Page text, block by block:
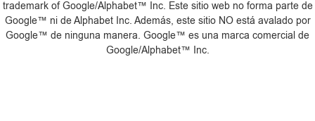
trademark of Google/Alphabet™️ Inc. Este sitio web no forma parte de
Google™️ ni de Alphabet Inc. Además, este sitio NO está avalado por
Google™️ de ninguna manera. Google™️ es una marca comercial de
Google/Alphabet™️ Inc.